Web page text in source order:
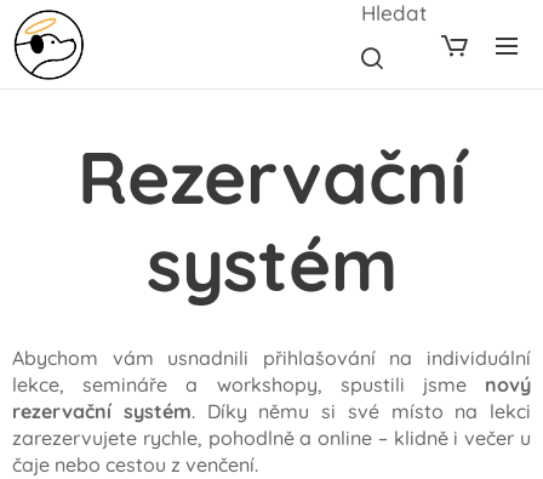
Hledat
Rezervační
systém
Abychom vám usnadnili přihlašování na individuální
lekce, semináře a workshopy, spustili jsme nový
rezervační systém. Díky němu si své místo na lekci
zarezervujete rychle, pohodlně a online – klidně i večer u
čaje nebo cestou z venčení.